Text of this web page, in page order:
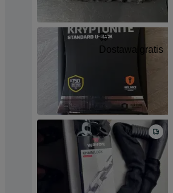
Dostawa gratis